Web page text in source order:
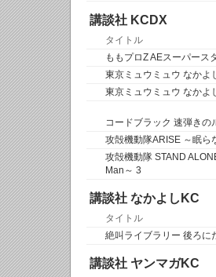
講談社 KCDX
タイトル
ももプロZ AEスーパース
東京ミュウミュウ なかよ
東京ミュウミュウ なかよ
コードブラック 速弾きの
攻殻機動隊ARISE ～眠ら
攻殻機動隊 STAND
Man～ 3
講談社 なかよしKC
タイトル
絶叫ライブラリー 後ろに
講談社 ヤンマガKC